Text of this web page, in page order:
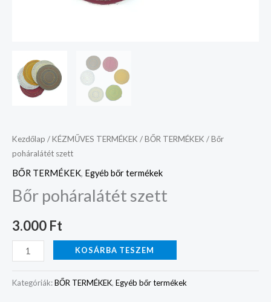
Kezdőlap /KÉZMŰVES TERMÉKEK /BŐR TERMÉKEK / Bőr
poháralátét szett
BŐR TERMÉKEK, Egyéb bőr termékek
Bőr poháralátét szett
3.000 Ft
KOSÁRBA TESZEM
Kategóriák:BŐR TERMÉKEK, Egyéb bőr termékek